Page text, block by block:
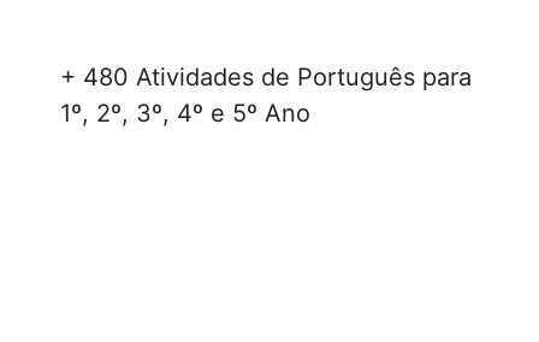
+ 480 Atividades de Português para
1º, 2º, 3º, 4º e 5º Ano